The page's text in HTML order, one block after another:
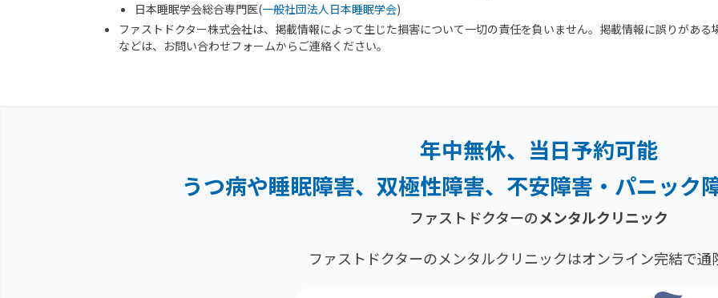
日本睡眠学会総合専門医(一般社団法人日本睡眠学会)
ファストドクター株式会社は、掲載情報によって生じた損害について一切の責任を負いません。掲載情報に誤りがある
などは、お問い合わせフォームからご連絡ください。
年中無休、当日予約可能
うつ病や睡眠障害、双極性障害、 不安障害・パニック
ファストドクターのメンタルクリニック
ファストドクターのメンタルクリニックはオンライン完結で通